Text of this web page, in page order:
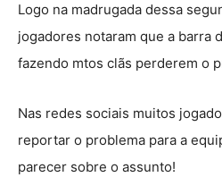
Logo na madrugada dessa
jogadores notaram que a barra
fazendo mtos clãs perderem o
Nas redes sociais muitos
reportar o problema para a
parecer sobre o assunto!